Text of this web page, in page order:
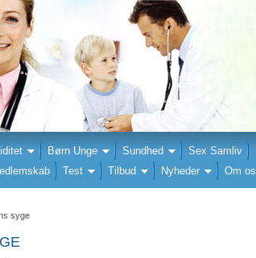
Børn Unge Sundhed Sex Samliv
Test Tilbud Nyheder Om os
syge